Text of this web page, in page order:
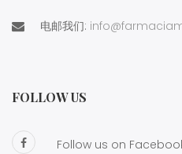
电邮我们:
FOLLOW US
Follow us on